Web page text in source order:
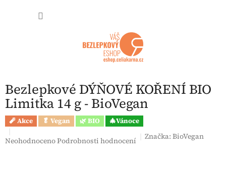
Bezlepkové DÝŇOVÉ KOŘENÍ BIO
Limitka 14 g - BioVegan
🧨 Akce 🥬 Vegan 🌿 BIO 🎄Vánoce
Průměrné hodnocení produktu je 0,0 z 5 hvězdiček.
NeohodnocenoPodrobnosti hodnocení Značka:BioVegan